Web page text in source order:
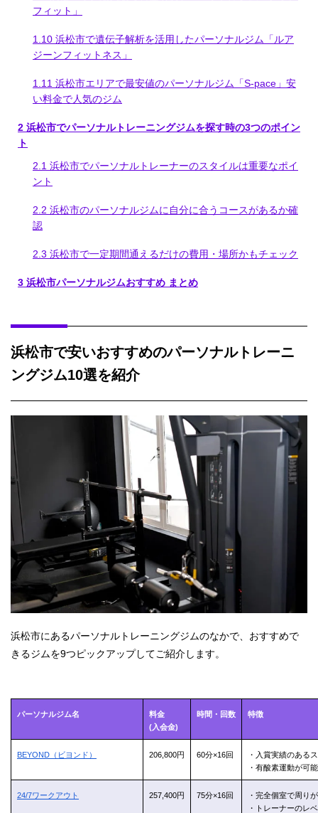
フィット」
1.10 浜松市で遺伝子解析を活用したパーソナルジム「ルア
ジーンフィットネス」
1.11 浜松市エリアで最安値のパーソナルジム「S-pace」安
い料金で人気のジム
2 浜松市でパーソナルトレーニングジムを探す時の3つのポイン
ト
2.1 浜松市でパーソナルトレーナーのスタイルは重要なポイ
ント
2.2 浜松市のパーソナルジムに自分に合うコースがあるか確
認
2.3 浜松市で一定期間通えるだけの費用・場所かもチェック
3 浜松市パーソナルジムおすすめ まとめ
浜松市で安いおすすめのパーソナルトレーニ
ングジム10選を紹介
浜松市にあるパーソナルトレーニングジムのなかで、おすすめで
きるジムを9つピックアップしてご紹介します。
パーソナルジム名
料金
(入会金)
時間・回数 特徴
BEYOND（ビヨンド） 206,800円 60分×16回
・入賞実績のある
・有酸素運動が可
24/7ワークアウト 257,400円 75分×16回
・完全個室で周り
・トレーナーのレ